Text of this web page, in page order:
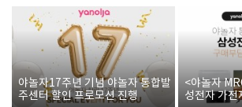
야놀자17주년 기념 야놀자 통합발
주센터 할인 프로모션 진행
<야놀자
성전자 가전